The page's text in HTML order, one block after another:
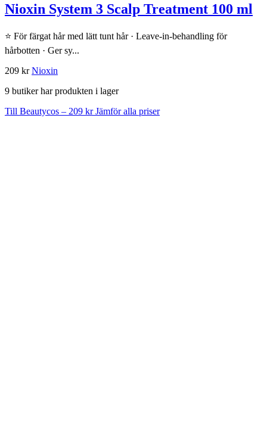
Nioxin System 3 Scalp Treatment 100 ml
⭐ För färgat hår med lätt tunt hår · Leave-in-behandling för
hårbotten · Ger sy...
209 krNioxin
9 butiker har produkten i lager
Till Beautycos – 209 krJämför alla priser